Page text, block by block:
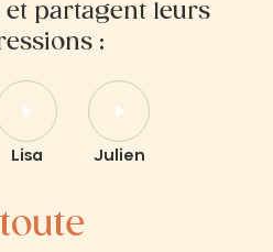
et partagent leurs
:
Lisa Julien
toute